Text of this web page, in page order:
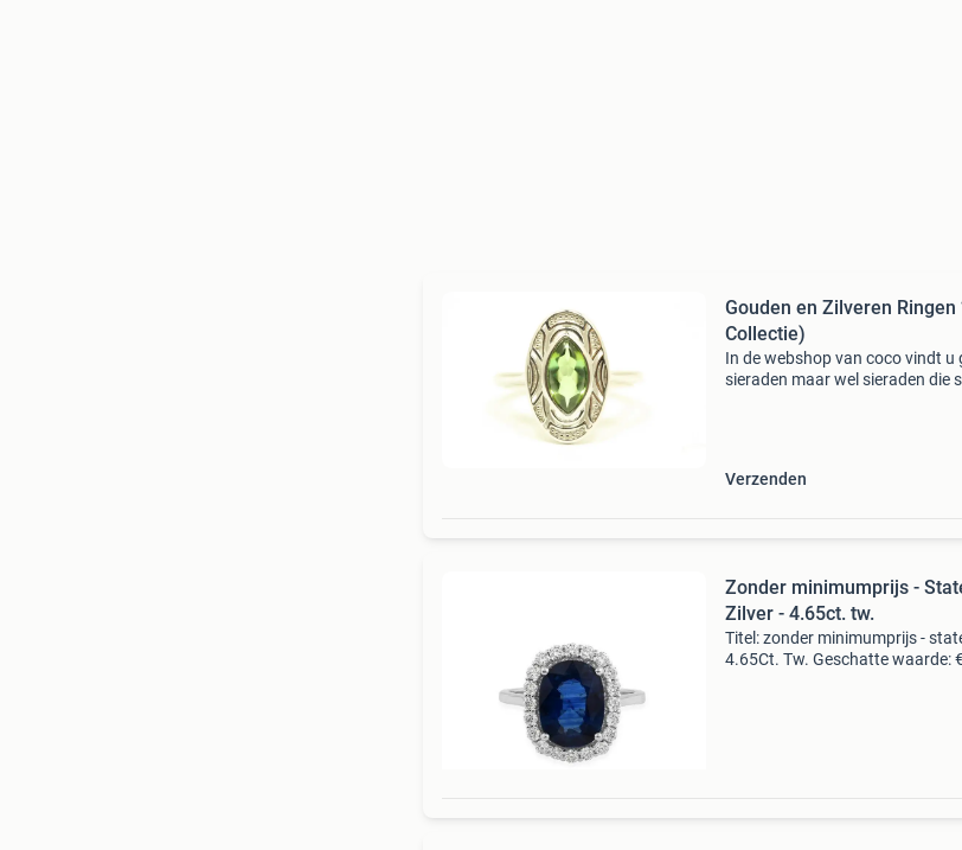
Gouden en Zilveren Ringen
Collectie)
In de webshop van coco vindt u
sieraden maar wel sieraden die
Verzenden
Zonder minimumprijs -
Zilver - 4.65ct. tw.
Titel: zonder minimumprijs -
4.65Ct. Tw. Geschatte waarde: